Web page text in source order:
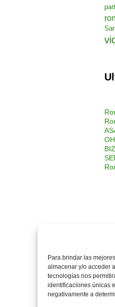
Para brindar las
almacenar y/o acceder
tecnologías nos
identificaciones únicas
negativamente a